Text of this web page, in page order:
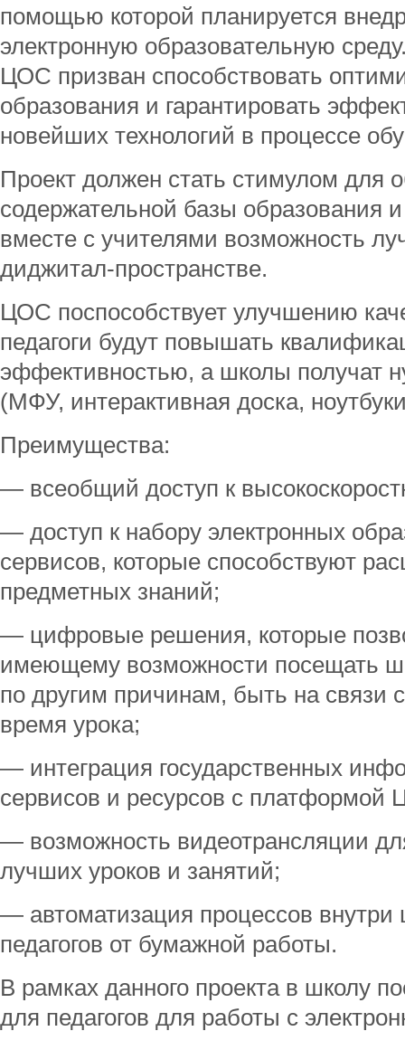
помощью которой планируется
электронную образовательную
ЦОС призван способствовать
образования и гарантировать
новейших технологий в процессе
Проект должен стать стимулом для
содержательной базы образования
вместе с учителями возможность
диджитал-пространстве.
ЦОС поспособствует улучшению
педагоги будут повышать
эффективностью, а школы получат
(МФУ, интерактивная доска,
Преимущества:
— всеобщий доступ к
— доступ к набору электронных
сервисов, которые способствуют
предметных знаний;
— цифровые решения, которые
имеющему возможности посещать
по другим причинам, быть на связи
время урока;
— интеграция государственных
сервисов и ресурсов с платформой
— возможность видеотрансляции
лучших уроков и занятий;
— автоматизация процессов внутри
педагогов от бумажной работы.
В рамках данного проекта в школу
для педагогов для работы с